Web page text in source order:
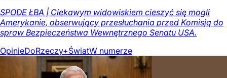
SPODE ŁBA | Ciekawym widowiskiem cieszyć się mogli
Amerykanie, obserwujący przesłuchania przed Komisją do
spraw Bezpieczeństwa Wewnętrznego Senatu USA.
OpinieDoRzeczy+ŚwiatW numerze